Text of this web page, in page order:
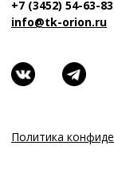
+7 (3452) 54-63-83
info@tk-orion.ru
Политика